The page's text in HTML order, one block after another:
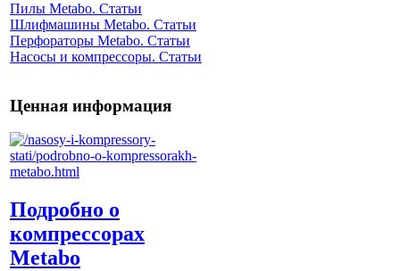
Пилы Metabo. Статьи
Шлифмашины Metabo. Статьи
Перфораторы Metabo. Статьи
Насосы и компрессоры. Статьи
Ценная информация
Подробно о
компрессорах
Metabo